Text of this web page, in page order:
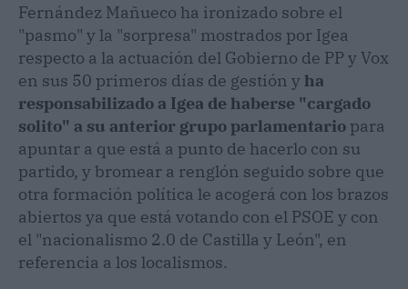
Fernández Mañueco ha ironizado sobre el
"pasmo" y la "sorpresa" mostrados por Igea
respecto a la actuación del Gobierno de PP y Vox
en sus 50 primeros días de gestión yha
responsabilizado a Igea de haberse "cargado
solito" a su anterior grupo parlamentario para
apuntar a que está a punto de hacerlo con su
partido, y bromear a renglón seguido sobre que
otra formación política le acogerá con los brazos
abiertos ya que está votando con el PSOE y con
el "nacionalismo 2.0 de Castilla y León", en
referencia a los localismos.